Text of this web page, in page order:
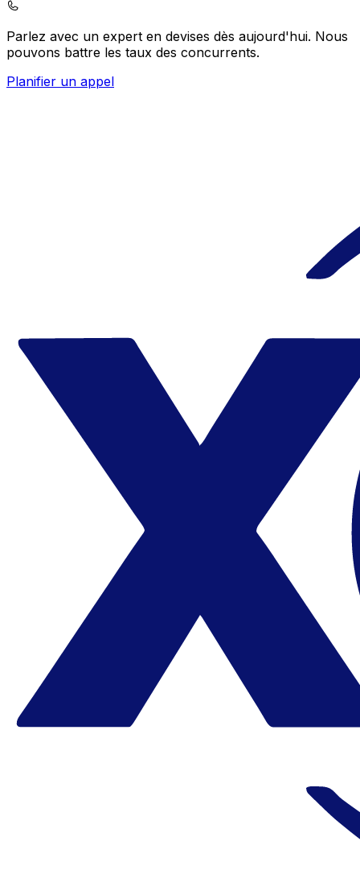
Parlez avec un expert en devises dès aujourd'hui. Nous
pouvons battre les taux des concurrents.
Planifier un appel